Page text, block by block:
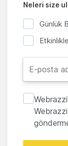
Neleri size
Günlük